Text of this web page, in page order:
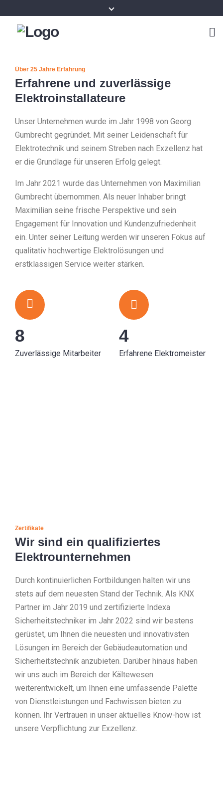
Über 25 Jahre Erfahrung
Erfahrene und zuverlässige
Elektroinstallateure
Unser Unternehmen wurde im Jahr 1998 von Georg
Gumbrecht gegründet. Mit seiner Leidenschaft für
Elektrotechnik und seinem Streben nach Exzellenz hat
er die Grundlage für unseren Erfolg gelegt.
Im Jahr 2021 wurde das Unternehmen von Maximilian
Gumbrecht übernommen. Als neuer Inhaber bringt
Maximilian seine frische Perspektive und sein
Engagement für Innovation und Kundenzufriedenheit
ein. Unter seiner Leitung werden wir unseren Fokus auf
qualitativ hochwertige Elektrolösungen und
erstklassigen Service weiter stärken.
8
Zuverlässige Mitarbeiter
4
Erfahrene Elektromeister
Zertifikate
Wir sind ein qualifiziertes
Elektrounternehmen
Durch kontinuierlichen Fortbildungen halten wir uns
stets auf dem neuesten Stand der Technik. Als KNX
Partner im Jahr 2019 und zertifizierte Indexa
Sicherheitstechniker im Jahr 2022 sind wir bestens
gerüstet, um Ihnen die neuesten und innovativsten
Lösungen im Bereich der Gebäudeautomation und
Sicherheitstechnik anzubieten. Darüber hinaus haben
wir uns auch im Bereich der Kältewesen
weiterentwickelt, um Ihnen eine umfassende Palette
von Dienstleistungen und Fachwissen bieten zu
können. Ihr Vertrauen in unser aktuelles Know-how ist
unsere Verpflichtung zur Exzellenz.